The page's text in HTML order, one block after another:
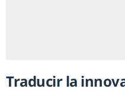
Traducir la